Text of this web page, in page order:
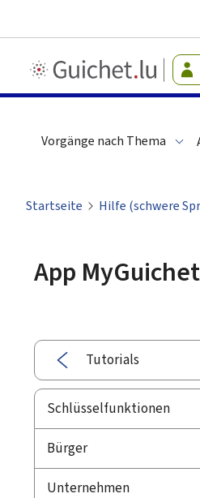
-
Vorgänge nach Thema
Startseite Hilfe (schwere
App
Tutorials
Schlüsselfunktionen
Bürger
Unternehmen